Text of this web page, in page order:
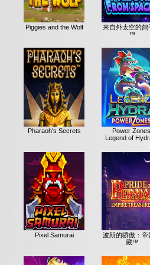
Piggies and the Wolf
来自外太空的鸽
™
Pharaoh's Secrets
Power
Legend of
Pixel Samurai
波斯的骄傲：帝
藏™